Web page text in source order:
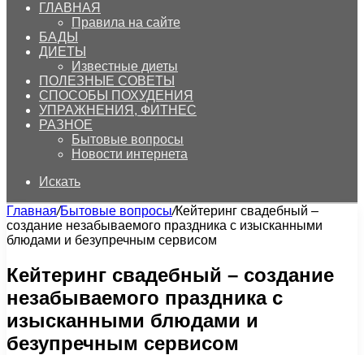
ГЛАВНАЯ
Правила на сайте
БАДЫ
ДИЕТЫ
Известные диеты
ПОЛЕЗНЫЕ СОВЕТЫ
СПОСОБЫ ПОХУДЕНИЯ
УПРАЖНЕНИЯ, ФИТНЕС
РАЗНОЕ
Бытовые вопросы
Новости интернета
Искать
Главная/Бытовые вопросы/Кейтеринг свадебный –
создание незабываемого праздника с изысканными
блюдами и безупречным сервисом
Кейтеринг свадебный – создание
незабываемого праздника с
изысканными блюдами и
безупречным сервисом